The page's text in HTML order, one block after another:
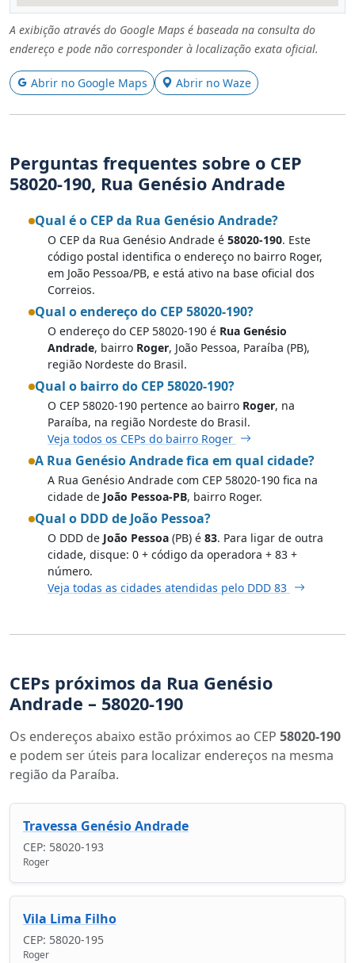
A exibição através do Google Maps é baseada na consulta do
endereço e pode não corresponder à localização exata oficial.
Abrir no Google Maps Abrir no Waze
Perguntas frequentes sobre o CEP
58020-190, Rua Genésio Andrade
Qual é o CEP da Rua Genésio Andrade?
O CEP da Rua Genésio Andrade é 58020-190. Este
código postal identifica o endereço no bairro Roger,
em João Pessoa/PB, e está ativo na base oficial dos
Correios.
Qual o endereço do CEP 58020-190?
O endereço do CEP 58020-190 é Rua Genésio
Andrade, bairro Roger, João Pessoa, Paraíba (PB),
região Nordeste do Brasil.
Qual o bairro do CEP 58020-190?
O CEP 58020-190 pertence ao bairro Roger, na
Paraíba, na região Nordeste do Brasil.
Veja todos os CEPs do bairro Roger
A Rua Genésio Andrade fica em qual cidade?
A Rua Genésio Andrade com CEP 58020-190 fica na
cidade de João Pessoa-PB, bairro Roger.
Qual o DDD de João Pessoa?
O DDD de João Pessoa (PB) é 83. Para ligar de outra
cidade, disque: 0 + código da operadora + 83 +
número.
Veja todas as cidades atendidas pelo DDD 83
CEPs próximos da Rua Genésio
Andrade – 58020-190
Os endereços abaixo estão próximos ao CEP 58020-190
e podem ser úteis para localizar endereços na mesma
região da Paraíba.
Travessa Genésio Andrade
CEP: 58020-193
Roger
Vila Lima Filho
CEP: 58020-195
Roger